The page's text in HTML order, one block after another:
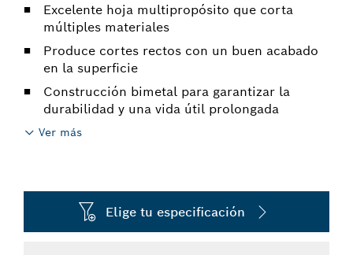
Excelente hoja multipropósito que corta
múltiples materiales
Produce cortes rectos con un buen acabado
en la superficie
Construcción bimetal para garantizar la
durabilidad y una vida útil prolongada
Ver más
Elige tu especificación